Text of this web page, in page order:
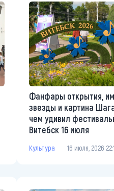
Фанфары открытия,
звезды и картина
чем удивил
Витебск 16 июля
Культура 16 июля, 2026